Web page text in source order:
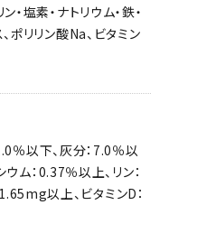
・塩素・ナトリウム・鉄・
ポリリン酸Na、ビタミン
％以下、灰分：7.0％以
ム：0.37％以上、リン：
以上、ビタミンD：